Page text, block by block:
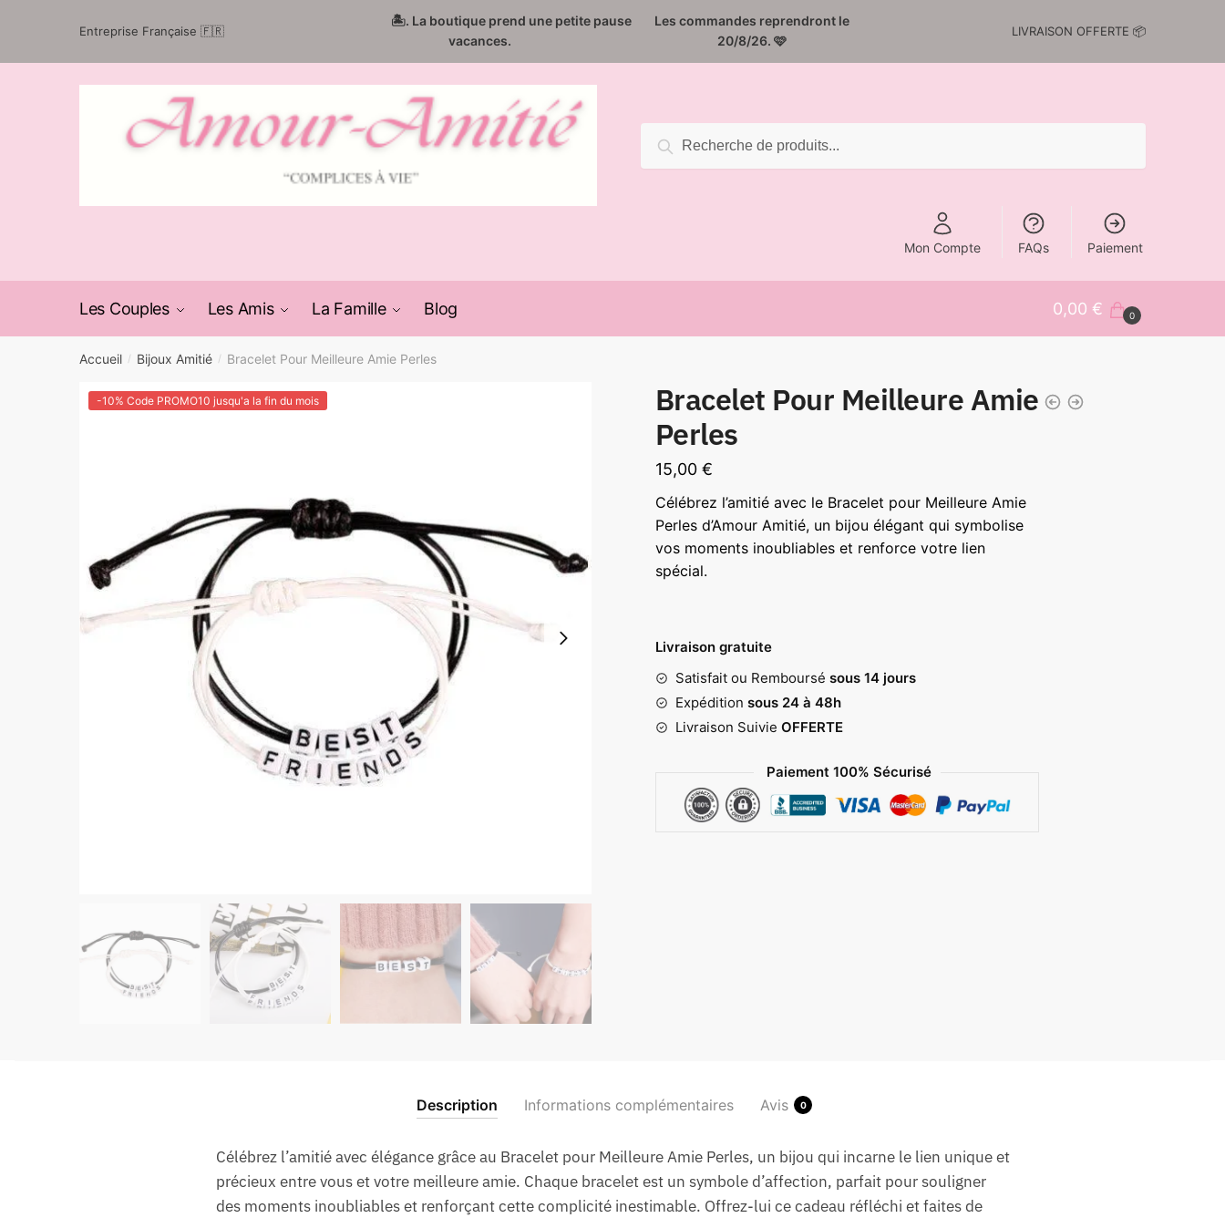
Entreprise Française 🇫🇷
🏝️. La boutique prend une petite pause
vacances.
Les commandes reprendront le
20/8/26. 🩷
LIVRAISON OFFERTE 📦
pour :
Recherche
Mon Compte FAQs Paiement
Les Couples Les Amis La Famille Blog 0,00 € 0
Accueil / Bijoux Amitié / Bracelet Pour Meilleure Amie Perles
-10% Code PROMO10 jusqu'a la fin du mois
Bracelet Pour Meilleure Amie
Perles
15,00 €
Célébrez l’amitié avec le Bracelet pour Meilleure Amie
Perles d’Amour Amitié, un bijou élégant qui symbolise
vos moments inoubliables et renforce votre lien
spécial.
Livraison gratuite
Satisfait ou Remboursé sous 14 jours
Expédition sous 24 à 48h
Livraison Suivie OFFERTE
Paiement 100% Sécurisé
Description Informations complémentaires Avis 0
Célébrez l’amitié avec élégance grâce au Bracelet pour Meilleure Amie Perles, un bijou qui incarne le lien unique et
précieux entre vous et votre meilleure amie. Chaque bracelet est un symbole d’affection, parfait pour souligner
des moments inoubliables et renforçant cette complicité inestimable. Offrez-lui ce cadeau réfléchi et faites de